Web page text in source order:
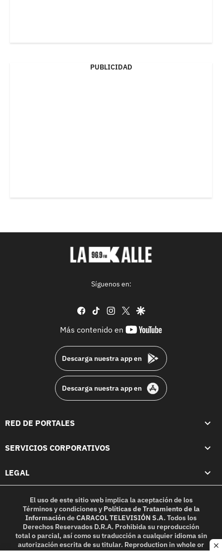
PUBLICIDAD
Síguenos en:
facebook
tiktok instagram
twittergoogle
Más contenido en
youtube-
Descarga nuestra app en
Descarga nuestra app en
RED DE PORTALES
SERVICIOS CORPORATIVOS
LEGAL
El uso de este sitio web implica la aceptación de los
Términos y condicionesy Políticas de Tratamiento de la
InformacióndeCARACOL TELEVISIÓN S.A.Todos los
Derechos Reservados D.R.A. Prohibida su reproducción
total o parcial, así como su traducción a cualquier idioma sin
autorización escrita de su titular. Reproduction in whole or